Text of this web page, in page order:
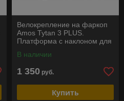
Велокрепление на фаркоп
Amos Tytan 3 PLUS.
Платформа с наклоном для
В наличии
1 350 руб.
Купить